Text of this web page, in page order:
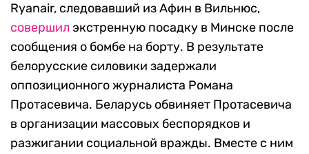
Ryanair, следовавший из Афин в Вильнюс,
совершил экстренную посадку в Минске после
сообщения о бомбе на борту. В результате
белорусские силовики задержали
оппозиционного журналиста Романа
Протасевича. Беларусь обвиняет Протасевича
в организации массовых беспорядков и
разжигании социальной вражды. Вместе с ним